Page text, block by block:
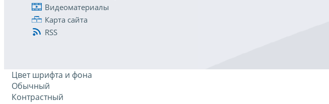
Видеоматериалы
Карта сайта
RSS
Цвет шрифта и фона
Обычный
Контрастный